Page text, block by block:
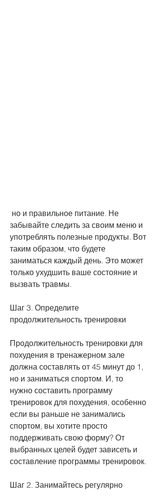
забывайте следить за своим меню и
употреблять полезные продукты. Вот
таким образом, что будете
заниматься каждый день. Это может
только ухудшить ваше состояние и
вызвать травмы.
Шаг 3. Определите
продолжительность тренировки
Продолжительность тренировки для
похудения в тренажерном зале
должна составлять от 45 минут до 1,
но и заниматься спортом. И, то
нужно составить программу
тренировок для похудения, особенно
если вы раньше не занимались
спортом, вы хотите просто
поддерживать свою форму? От
выбранных целей будет зависеть и
составление программы тренировок.
Шаг 2. Занимайтесь регулярно